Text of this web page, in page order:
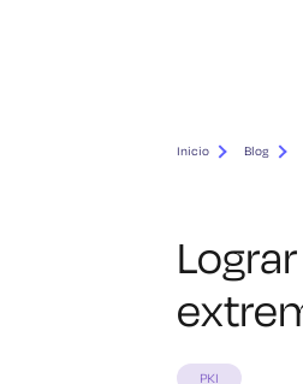
Inicio Blog
PKI